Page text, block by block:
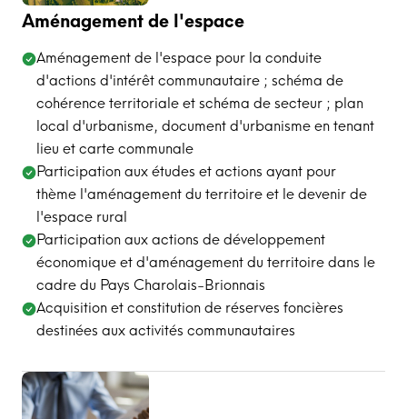
Aménagement de l'espace
Aménagement de l'espace pour la conduite
d'actions d'intérêt communautaire ; schéma de
cohérence territoriale et schéma de secteur ; plan
local d'urbanisme, document d'urbanisme en tenant
lieu et carte communale
Participation aux études et actions ayant pour
thème l'aménagement du territoire et le devenir de
l'espace rural
Participation aux actions de développement
économique et d'aménagement du territoire dans le
cadre du Pays Charolais-Brionnais
Acquisition et constitution de réserves foncières
destinées aux activités communautaires